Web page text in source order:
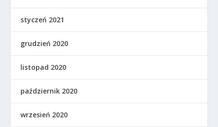
styczeń 2021
grudzień 2020
listopad 2020
październik 2020
wrzesień 2020